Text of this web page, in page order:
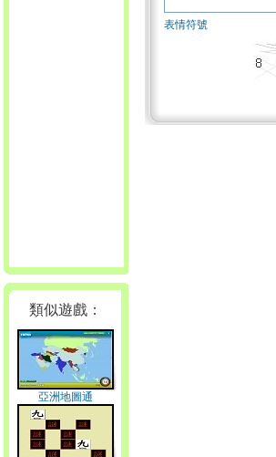
類似遊戲：
亞洲地圖通
表情符號